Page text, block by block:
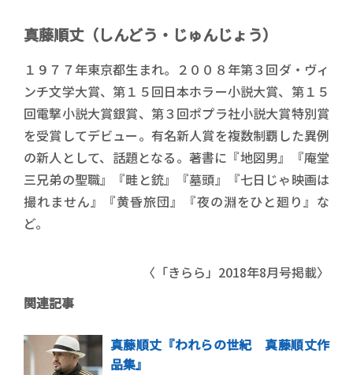
真藤順丈（しんどう・じゅんじょう）
著者プロフィール
１９７７年東京都生まれ。 ２００８ 年第３回ダ・ヴィ
ンチ文学大賞、第１５回日本ホラー小説大賞、第１５
回電撃小説大賞銀賞、第３回ポプラ社小説大賞特別賞
を受賞してデビュー。有名新人賞を複数制覇した異例
の新人として、話題となる。著書に『地図男』『庵堂
三兄弟の聖職』『畦と銃』『墓頭』『七日じゃ映画は
撮れません』『黄昏旅団』『夜の淵をひと廻り』な
ど。
〈「きらら」2018年8月号掲載〉
関連記事
真藤順丈『われらの世紀 真藤順丈作
品集』